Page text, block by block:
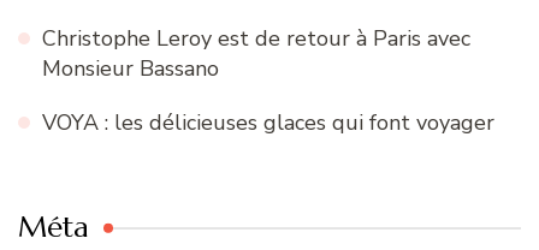
Christophe Leroy est de retour à Paris avec
Monsieur Bassano
VOYA : les délicieuses glaces qui font voyager
Méta